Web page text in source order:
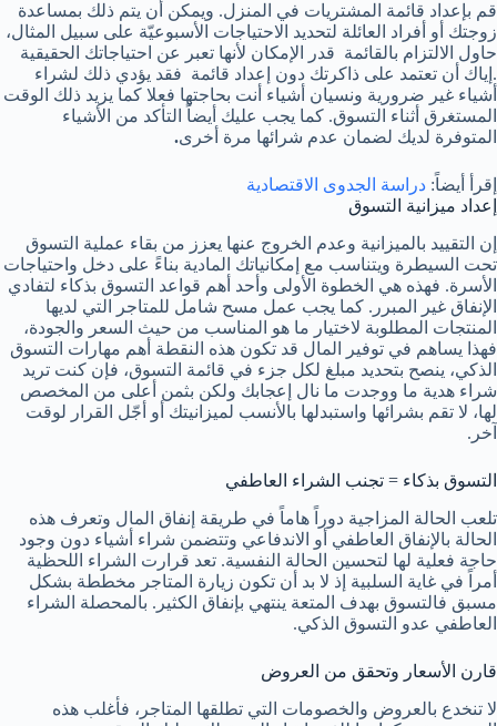
قم بإعداد قائمة المشتريات في المنزل. ويمكن أن يتم ذلك بمساعدة
زوجتك أو أفراد العائلة لتحديد الاحتياجات الأسبوعيّة على سبيل المثال،
حاول الالتزام بالقائمة قدر الإمكان لأنها تعبر عن احتياجاتك الحقيقية
.إياك أن تعتمد على ذاكرتك دون إعداد قائمة فقد يؤدي ذلك لشراء
أشياء غير ضرورية ونسيان أشياء أنت بحاجتها فعلا كما يزيد ذلك الوقت
المستغرق أثناء التسوق. كما يجب عليك أيضاً التأكد من الأشياء
المتوفرة لديك لضمان عدم شرائها مرة أخرى.
إقرأ أيضاً: دراسة الجدوى الاقتصادية
إعداد ميزانية التسوق
إن التقييد بالميزانية وعدم الخروج عنها يعزز من بقاء عملية التسوق
تحت السيطرة ويتناسب مع إمكانياتك المادية بناءً على دخل واحتياجات
الأسرة. فهذه هي الخطوة الأولى وأحد أهم قواعد التسوق بذكاء لتفادي
الإنفاق غير المبرر. كما يجب عمل مسح شامل للمتاجر التي لديها
المنتجات المطلوبة لاختيار ما هو المناسب من حيث السعر والجودة،
فهذا يساهم في توفير المال قد تكون هذه النقطة أهم مهارات التسوق
الذكي، ينصح بتحديد مبلغ لكل جزء في قائمة التسوق، فإن كنت تريد
شراء هدية ما ووجدت ما نال إعجابك ولكن بثمن أعلى من المخصص
لها، لا تقم بشرائها واستبدلها بالأنسب لميزانيتك أو أجّل القرار لوقت
آخر.
التسوق بذكاء = تجنب الشراء العاطفي
تلعب الحالة المزاجية دوراً هاماً في طريقة إنفاق المال وتعرف هذه
الحالة بالإنفاق العاطفي أو الاندفاعي وتتضمن شراء أشياء دون وجود
حاجة فعلية لها لتحسين الحالة النفسية. تعد قرارت الشراء اللحظية
أمراً في غاية السلبية إذ لا بد أن تكون زيارة المتاجر مخططة بشكل
مسبق فالتسوق بهدف المتعة ينتهي بإنفاق الكثير. بالمحصلة الشراء
العاطفي عدو التسوق الذكي.
قارن الأسعار وتحقق من العروض
لا تنخدع بالعروض والخصومات التي تطلقها المتاجر، فأغلب هذه